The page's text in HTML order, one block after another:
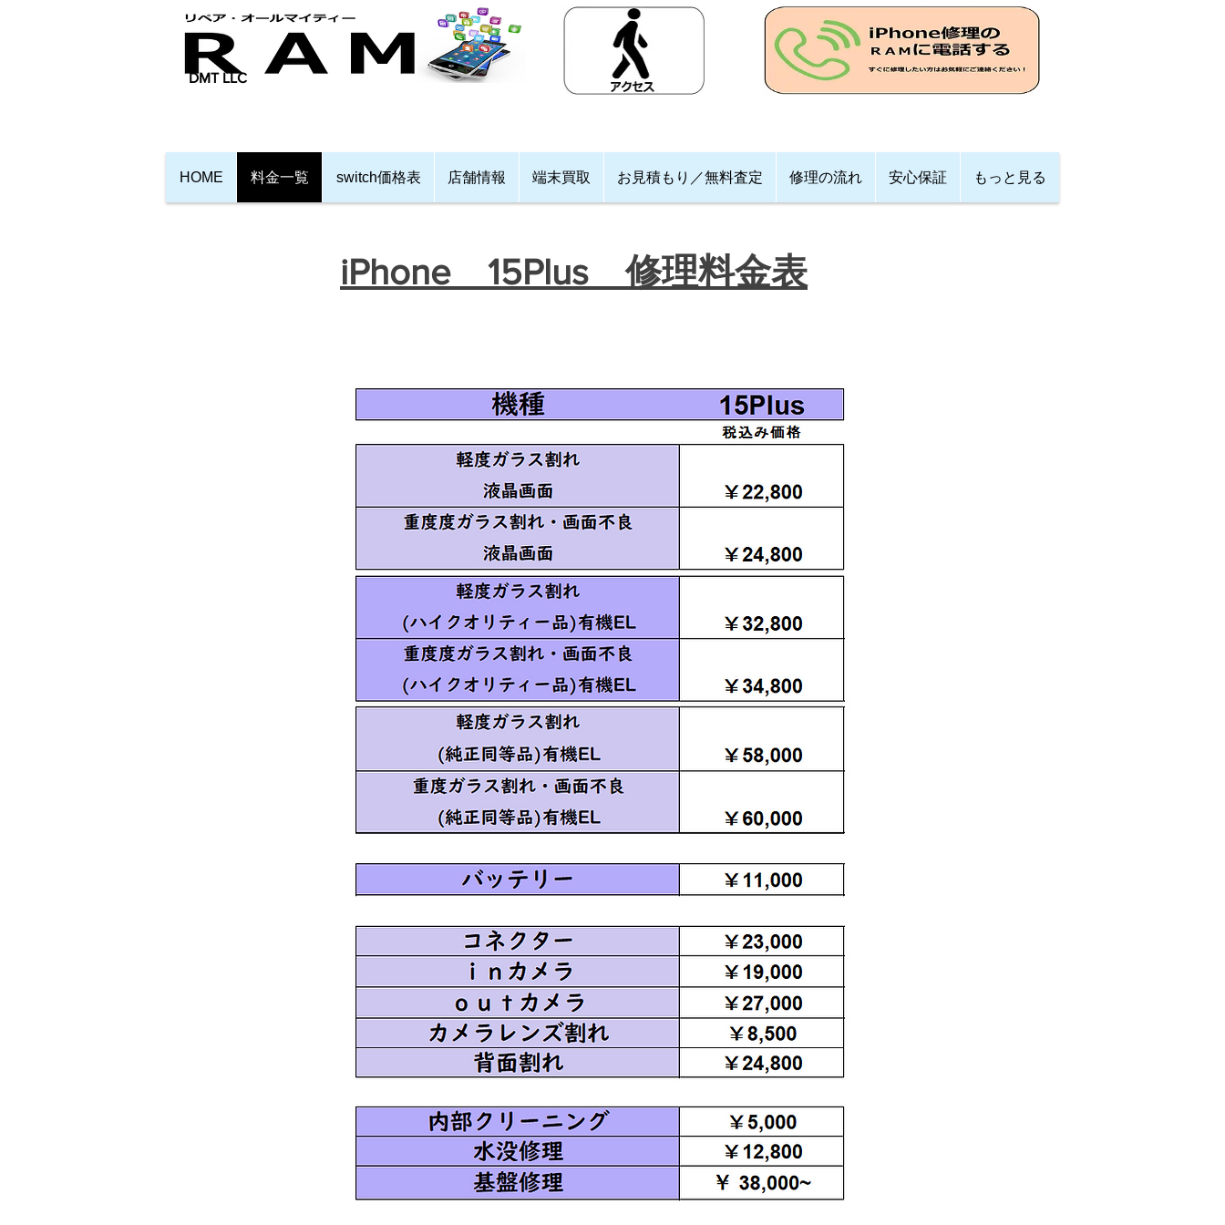
​DMT LLC
HOME 料金一覧 switch価格表 店舗情報 端末買取 お見積もり／無料査定 修理の流れ 安心保証 もっと見る
​iPhone 15Plus 修理料金表